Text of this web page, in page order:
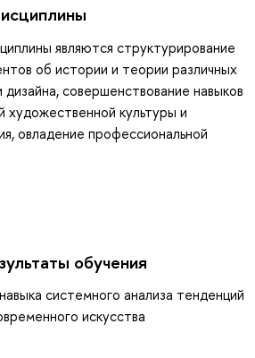
являются структурирование
об истории и теории различных
совершенствование навыков
художественной культуры и
овладение профессиональной
обучения
системного анализа тенденций
искусства